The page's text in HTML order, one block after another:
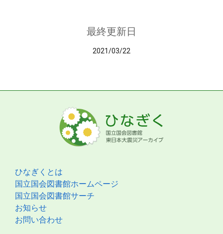
最終更新日
2021/03/22
ひなぎくとは
国立国会図書館ホームページ
国立国会図書館サーチ
お知らせ
お問い合わせ